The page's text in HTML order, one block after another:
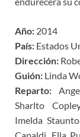
Año: 2014
País: Estados
Dirección:
Guión: Linda
Reparto:
Sharlto
Imelda